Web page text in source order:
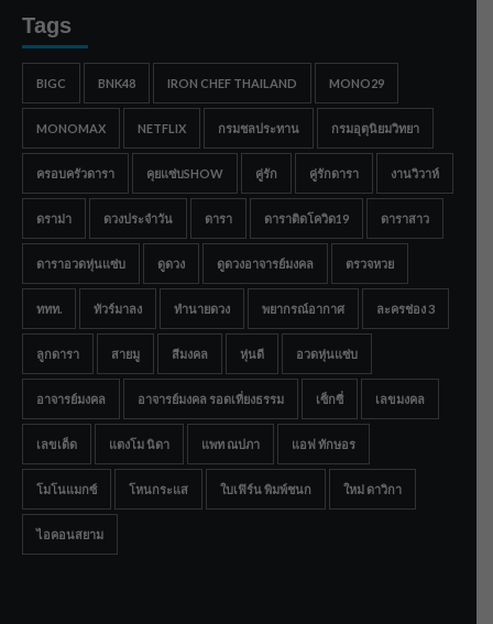
Tags
BIGC BNK48 IRON CHEF THAILAND MONO29
MONOMAX NETFLIX กรมชลประทาน กรมอุตุนิยมวิทยา
ครอบครัวดารา คุยแซ่บSHOW คู่รัก คู่รักดารา งานวิวาห์
ดราม่า ดวงประจำวัน ดารา ดาราติดโควิด19 ดาราสาว
ดาราอวดหุ่นแซ่บ ดูดวง ดูดวงอาจารย์มงคล ตรวจหวย
ททท. ทัวร์มาลง ทำนายดวง พยากรณ์อากาศ ละครช่อง 3
ลูกดารา สายมู สีมงคล หุ่นดี อวดหุ่นแซ่บ
อาจารย์มงคล อาจารย์มงคล รอดเที่ยงธรรม เซ็กซี่ เลขมงคล
เลขเด็ด แตงโม นิดา แพท ณปภา แอฟ ทักษอร
โมโนแมกซ์ โหนกระแส ใบเฟิร์น พิมพ์ชนก ใหม่ ดาวิกา
ไอคอนสยาม